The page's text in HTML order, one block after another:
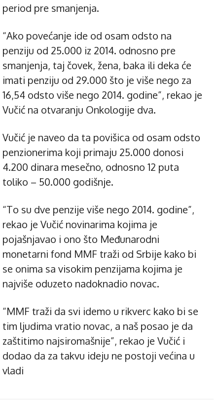
period pre smanjenja.
“Ako povećanje ide od osam odsto na
penziju od 25.000 iz 2014. odnosno pre
smanjenja, taj čovek, žena, baka ili deka će
imati penziju od 29.000 što je više nego za
16,54 odsto više nego 2014. godine”, rekao je
Vučić na otvaranju Onkologije dva.
Vučić je naveo da ta povišica od osam odsto
penzionerima koji primaju 25.000 donosi
4.200 dinara mesečno, odnosno 12 puta
toliko – 50.000 godišnje.
“To su dve penzije više nego 2014. godine”,
rekao je Vučić novinarima kojima je
pojašnjavao i ono što Međunarodni
monetarni fond MMF traži od Srbije kako bi
se onima sa visokim penzijama kojima je
najviše oduzeto nadoknadio novac.
“MMF traži da svi idemo u rikverc kako bi se
tim ljudima vratio novac, a naš posao je da
zaštitimo najsiromašnije”, rekao je Vučić i
dodao da za takvu ideju ne postoji većina u
vladi